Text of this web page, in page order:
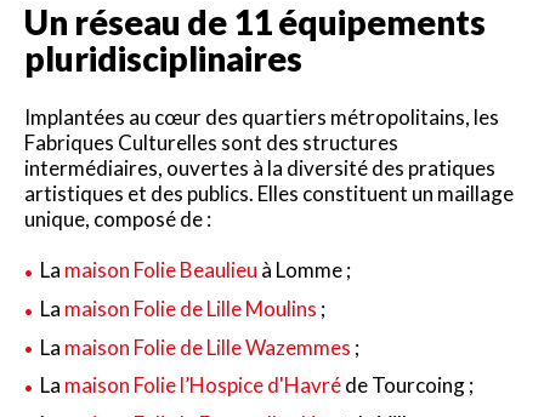
Un réseau de 11 équipements
pluridisciplinaires
Implantées au cœur des quartiers métropolitains, les
Fabriques Culturelles sont des structures
intermédiaires, ouvertes à la diversité des pratiques
artistiques et des publics. Elles constituent un maillage
unique, composé de :
La maison Folie Beaulieu à Lomme ;
La maison Folie de Lille Moulins ;
La maison Folie de Lille Wazemmes ;
La maison Folie l’Hospice d'Havréde Tourcoing ;